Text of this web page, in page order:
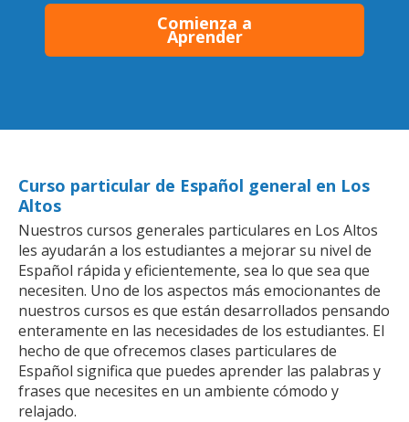
Comienza a
Aprender
Curso particular de Español general en Los
Altos
Nuestros cursos generales particulares en Los Altos
les ayudarán a los estudiantes a mejorar su nivel de
Español rápida y eficientemente, sea lo que sea que
necesiten. Uno de los aspectos más emocionantes de
nuestros cursos es que están desarrollados pensando
enteramente en las necesidades de los estudiantes. El
hecho de que ofrecemos clases particulares de
Español significa que puedes aprender las palabras y
frases que necesites en un ambiente cómodo y
relajado.